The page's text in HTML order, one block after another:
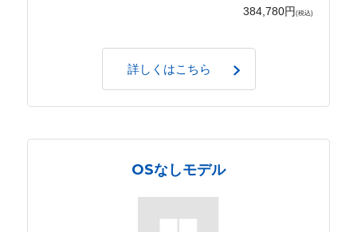
384,780円 (税込)
詳しくはこちら
OSなしモデル